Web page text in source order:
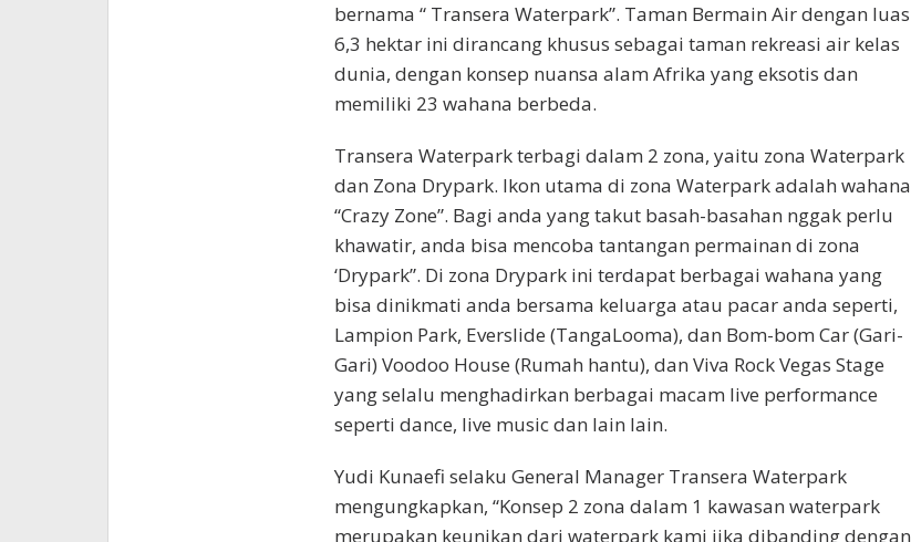
bernama “ Transera Waterpark”. Taman Bermain Air dengan luas
6,3 hektar ini dirancang khusus sebagai taman rekreasi air kelas
dunia, dengan konsep nuansa alam Afrika yang eksotis dan
memiliki 23 wahana berbeda.
Transera Waterpark terbagi dalam 2 zona, yaitu zona Waterpark
dan Zona Drypark. Ikon utama di zona Waterpark adalah wahana
“Crazy Zone”. Bagi anda yang takut basah-basahan nggak perlu
khawatir, anda bisa mencoba tantangan permainan di zona
‘Drypark”. Di zona Drypark ini terdapat berbagai wahana yang
bisa dinikmati anda bersama keluarga atau pacar anda seperti,
Lampion Park, Everslide (TangaLooma), dan Bom-bom Car (Gari-
Gari) Voodoo House (Rumah hantu), dan Viva Rock Vegas Stage
yang selalu menghadirkan berbagai macam live performance
seperti dance, live music dan lain lain.
Yudi Kunaefi selaku General Manager Transera Waterpark
mengungkapkan, “Konsep 2 zona dalam 1 kawasan waterpark
merupakan keunikan dari waterpark kami jika dibanding dengan